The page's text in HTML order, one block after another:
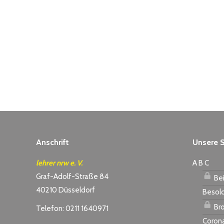
Anschrift
lehrer nrw e. V.
Graf-Adolf-Straße 84
40210 Düsseldorf
Telefon: 0211 1640971
Unsere
A B C